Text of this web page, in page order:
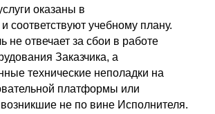
оказаны в
соответствуют учебному плану.
не отвечает за сбои в работе
Заказчика, а
технические неполадки на
платформы или
не по вине Исполнителя.
получение рассылки
персональных данных
организации
оферта